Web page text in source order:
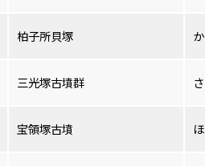
柏子所貝塚
三光塚古墳群
宝領塚古墳